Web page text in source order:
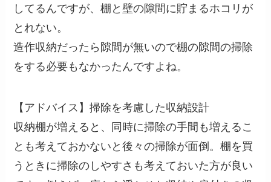
してるんですが、棚と壁の隙間に貯まるホコリが
とれない。
造作収納だったら隙間が無いので棚の隙間の掃除
をする必要もなかったんですよね。
【アドバイス】掃除を考慮した収納設計
収納棚が増えると、同時に掃除の手間も増えるこ
とも考えておかないと後々の掃除が面倒。棚を買
うときに掃除のしやすさも考えておいた方が良い